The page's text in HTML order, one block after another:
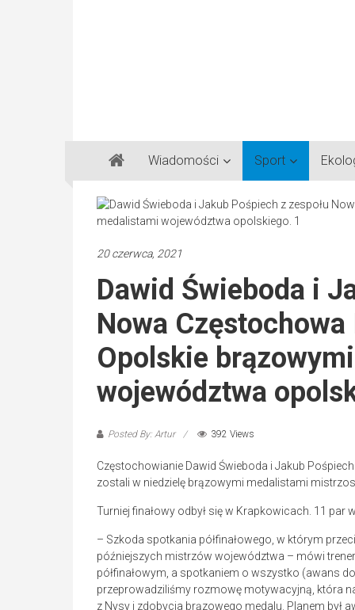
Gazeta
Regionalna
Częstochowa,
Kłobuck,
Myszków
Wiadomości Sport
20 czerwca, 2021
Dawid Świeboda i
Nowa
Opolskie
województwa
Posted By: Artur 392 Views
Częstochowianie Dawid Świeboda i Jakub
zostali w niedzielę brązowymi medalistami
Turniej finałowy odbył się w Krapkowicach. 11 par
– Szkoda spotkania półfinałowego, w którym
późniejszych mistrzów województwa – mówi
półfinałowym, a spotkaniem o wszystko (awans
przeprowadziliśmy rozmowę motywacyjną, która
z Nysy i zdobycia brązowego medalu. Planem był